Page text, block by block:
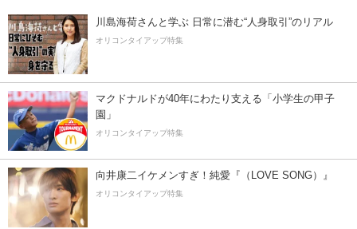
川島海荷さんと学ぶ 日常に潜む“人身取引”のリアル
オリコンタイアップ特集
マクドナルドが40年にわたり支える「小学生の甲子
園」
オリコンタイアップ特集
向井康二イケメンすぎ！純愛『（LOVE SONG）』
オリコンタイアップ特集